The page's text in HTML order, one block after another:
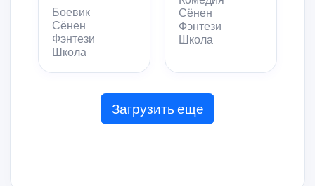
Боевик
Сёнен
Фэнтези
Школа
Сёнен
Фэнтези
Школа
Загрузить еще